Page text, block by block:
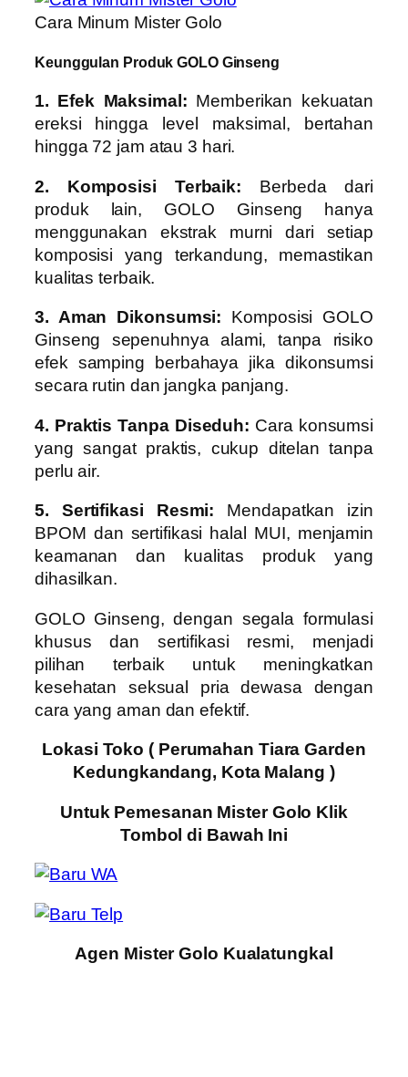
Cara Minum Mister Golo
Keunggulan Produk GOLO Ginseng
1. Efek Maksimal: Memberikan kekuatan
ereksi hingga level maksimal, bertahan
hingga 72 jam atau 3 hari.
2. Komposisi Terbaik: Berbeda dari
produk lain, GOLO Ginseng hanya
menggunakan ekstrak murni dari setiap
komposisi yang terkandung, memastikan
kualitas terbaik.
3. Aman Dikonsumsi: Komposisi GOLO
Ginseng sepenuhnya alami, tanpa risiko
efek samping berbahaya jika dikonsumsi
secara rutin dan jangka panjang.
4. Praktis Tanpa Diseduh: Cara konsumsi
yang sangat praktis, cukup ditelan tanpa
perlu air.
5. Sertifikasi Resmi: Mendapatkan izin
BPOM dan sertifikasi halal MUI, menjamin
keamanan dan kualitas produk yang
dihasilkan.
GOLO Ginseng, dengan segala formulasi
khusus dan sertifikasi resmi, menjadi
pilihan terbaik untuk meningkatkan
kesehatan seksual pria dewasa dengan
cara yang aman dan efektif.
Lokasi Toko ( Perumahan Tiara Garden
Kedungkandang, Kota Malang )
Untuk Pemesanan Mister Golo Klik
Tombol di Bawah Ini
Agen Mister Golo Kualatungkal